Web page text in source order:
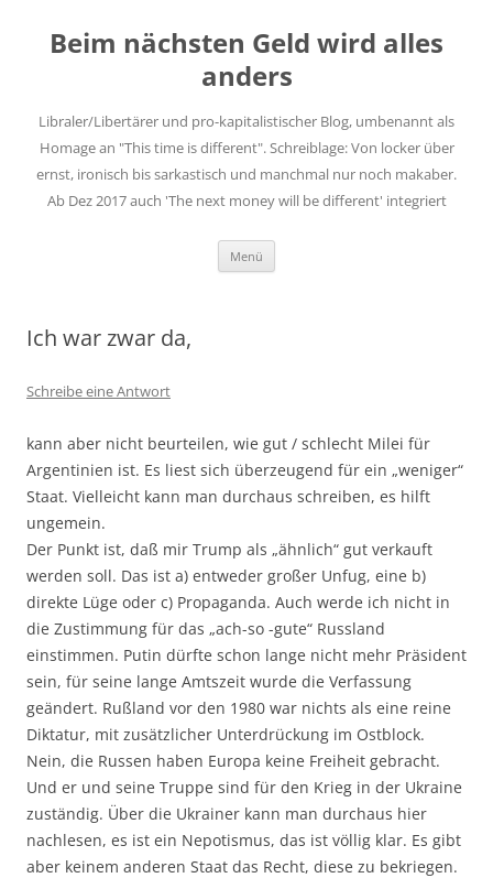
springen
Beim nächsten Geld wird alles
anders
Libraler/Libertärer und pro-kapitalistischer Blog, umbenannt als
Homage an "This time is different". Schreiblage: Von locker über
ernst, ironisch bis sarkastisch und manchmal nur noch makaber.
Ab Dez 2017 auch 'The next money will be different' integriert
Menü
Ich war zwar da,
Schreibe eine Antwort
kann aber nicht beurteilen, wie gut / schlecht Milei für
Argentinien ist. Es liest sich überzeugend für ein „weniger“
Staat. Vielleicht kann man durchaus schreiben, es hilft
ungemein.
Der Punkt ist, daß mir Trump als „ähnlich“ gut verkauft
werden soll. Das ist a) entweder großer Unfug, eine b)
direkte Lüge oder c) Propaganda. Auch werde ich nicht in
die Zustimmung für das „ach-so -gute“ Russland
einstimmen. Putin dürfte schon lange nicht mehr Präsident
sein, für seine lange Amtszeit wurde die Verfassung
geändert. Rußland vor den 1980 war nichts als eine reine
Diktatur, mit zusätzlicher Unterdrückung im Ostblock.
Nein, die Russen haben Europa keine Freiheit gebracht.
Und er und seine Truppe sind für den Krieg in der Ukraine
zuständig. Über die Ukrainer kann man durchaus hier
nachlesen, es ist ein Nepotismus, das ist völlig klar. Es gibt
aber keinem anderen Staat das Recht, diese zu bekriegen.